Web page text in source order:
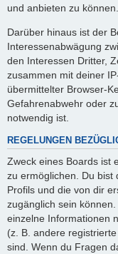
und anbieten zu können.
Darüber hinaus ist der
Interessenabwägung
den Interessen Dritter,
zusammen mit deiner
übermittelter Browser-
Gefahrenabwehr oder
notwendig ist.
REGELUNGEN
Zweck eines Boards ist
zu ermöglichen. Du bist
Profils und die von dir
zugänglich sein
einzelne Informationen
(z. B. andere
sind. Wenn du Fragen